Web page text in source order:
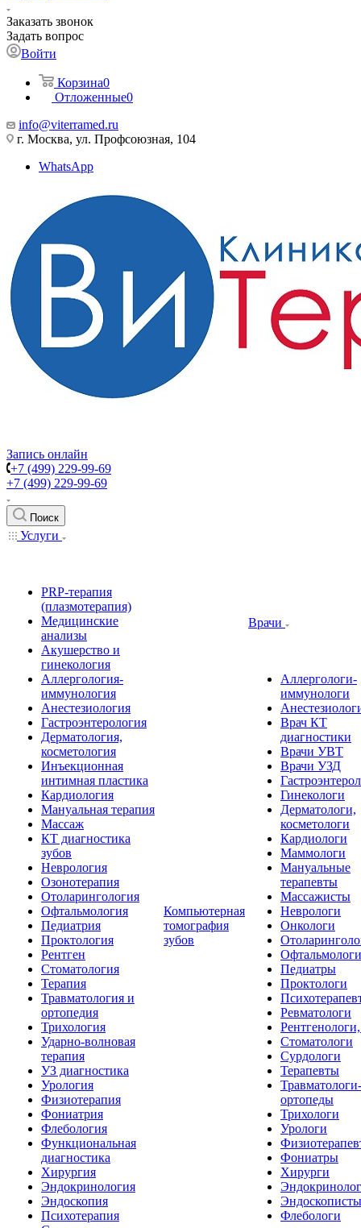
Заказать звонок
Задать вопрос
Войти
Корзина0
Отложенные0
info@viterramed.ru
г. Москва, ул. Профсоюзная, 104
WhatsApp
Запись онлайн
+7 (499) 229-99-69
+7 (499) 229-99-69
Поиск
Услуги
PRP-терапия
(плазмотерапия)
Медицинские
анализы
Акушерство и
гинекология
Аллергология-
иммунология
Анестезиология
Гастроэнтерология
Дерматология,
косметология
Инъекционная
интимная пластика
Кардиология
Мануальная терапия
Массаж
КТ диагностика
зубов
Неврология
Озонотерапия
Отоларингология
Офтальмология
Педиатрия
Проктология
Рентген
Стоматология
Терапия
Травматология и
ортопедия
Трихология
Ударно-волновая
терапия
УЗ диагностика
Урология
Физиотерапия
Фониатрия
Флебология
Функциональная
диагностика
Хирургия
Эндокринология
Эндоскопия
Психотерапия
Компьютерная
томография
зубов
Врачи
Аллергологи-
иммунологи
Врач КТ
диагностики
Врачи УВТ
Врачи УЗД
Гинекологи
Дерматологи,
косметологи
Кардиологи
Маммологи
Мануальные
терапевты
Массажисты
Неврологи
Онкологи
Офтальмологи
Педиатры
Проктологи
Ревматологи
Стоматологи
Сурдологи
Терапевты
Травматологи-
ортопеды
Трихологи
Урологи
Фониатры
Хирурги
Эндоскописты
Флебологи